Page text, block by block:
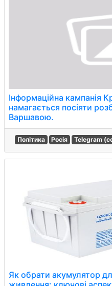
Інформаційна кампанія
намагається посіяти
Варшавою.
Політика Росія Telegram
Як обрати акумулятор